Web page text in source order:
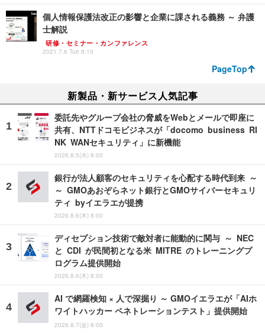
個人情報保護法改正の影響と企業に課される義務 ～ 弁護
士解説
研修・セミナー・カンファレンス
2021.7.6 Tue 8:10
PageTop
新製品・新サービス人気記事
委託先やグループ会社の脅威をWebとメールで即座に
共有、NTTドコモビジネスが「docomo business RI
NK WANセキュリティ」に新機能
2026.8.5(水) 8:00
銀行が法人顧客のセキュリティを心配する時代到来 ～
～ GMOあおぞらネット銀行とGMOサイバーセキュリ
ティ byイエラエが提携
2026.8.6(木) 8:00
ディセプション技術で敵対者に能動的に関与 ～ NEC
と CDI が民間初となる米 MITRE のトレーニングプ
ログラム提供開始
2026.8.6(木) 8:00
AI で網羅検知 × 人で深掘り ～ GMOイエラエが「AIホ
ワイトハッカー ペネトレーションテスト」提供開始
2026.8.7(金) 8:00